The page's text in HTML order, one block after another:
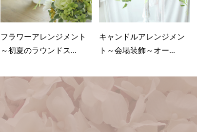
フラワーアレンジメント
～初夏のラウンドス...
キャンドルアレンジメン
ト～会場装飾～オー...